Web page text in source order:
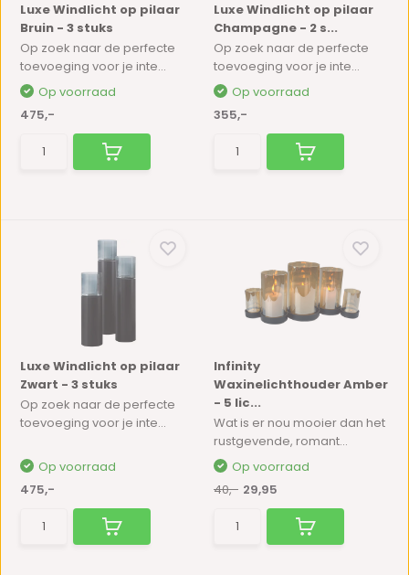
Luxe Windlicht op pilaar
Bruin - 3 stuks
Op zoek naar de perfecte
toevoeging voor je inte...
Op voorraad
475,-
Luxe Windlicht op pilaar
Champagne - 2 s...
Op zoek naar de perfecte
toevoeging voor je inte...
Op voorraad
355,-
Luxe Windlicht op pilaar
Zwart - 3 stuks
Op zoek naar de perfecte
toevoeging voor je inte...
Op voorraad
475,-
Infinity
Waxinelichthouder Amber
- 5 lic...
Wat is er nou mooier dan het
rustgevende, romant...
Op voorraad
40,- 29,95